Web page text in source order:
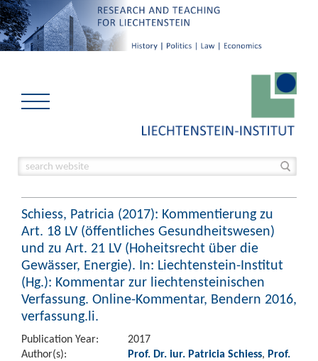
Schiess, Patricia (2017): Kommentierung zu
Art. 18 LV (öffentliches Gesundheitswesen)
und zu Art. 21 LV (Hoheitsrecht über die
Gewässer, Energie). In: Liechtenstein-Institut
(Hg.): Kommentar zur liechtensteinischen
Verfassung. Online-Kommentar, Bendern 2016,
verfassung.li.
Publication Year:
2017
Author(s):
Prof. Dr. iur. Patricia Schiess, Prof.